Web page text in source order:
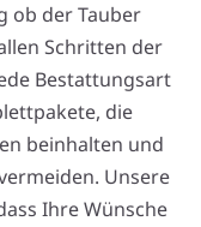
ob der Tauber
Schritten der
Bestattungsart
die
beinhalten und
Unsere
Ihre Wünsche